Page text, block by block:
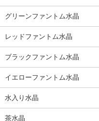
グリーンファントム水晶
レッドファントム水晶
ブラックファントム水晶
イエローファントム水晶
水入り水晶
茶水晶